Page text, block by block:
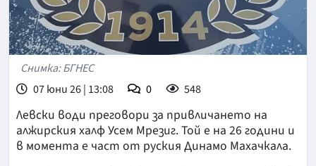
Снимка: БГНЕС
07 юни 26 | 13:08
0 548
Левски води преговори за привличането на
алжирския халф Усем Мрезиг. Той е на 26 години и
в момента е част от руския Динамо Махачкала.